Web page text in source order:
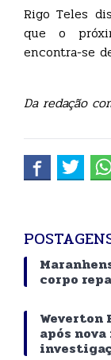
Rigo Teles
que o
encontra-se
Da redação
corpo
Weverton
após